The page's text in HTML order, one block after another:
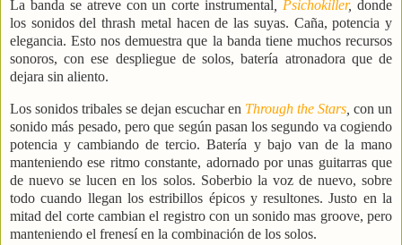
La banda se atreve con un corte instrumental Psichokiller,donde
los sonidos del thrash metal hacen de las suyas. Caña, potencia y
elegancia. Esto nos demuestra que la banda tiene muchos recursos
sonoros, con ese despliegue de solos, batería atronadora que de
dejara sin aliento.
Los sonidos tribales se dejan escuchar en Through the Stars con un
sonido más pesado, pero que según pasan los segundo va cogiendo
potencia y cambiando de tercio. Batería y bajo van de la mano
manteniendo ese ritmo constante, adornado por unas guitarras que
de nuevo se lucen en los solos. Soberbio la voz de nuevo, sobre
todo cuando llegan los estribillos épicos y resultones. Justo en la
mitad del corte cambian el registro con un sonido mas groove, pero
manteniendo el frenesí en la combinación de los solos.